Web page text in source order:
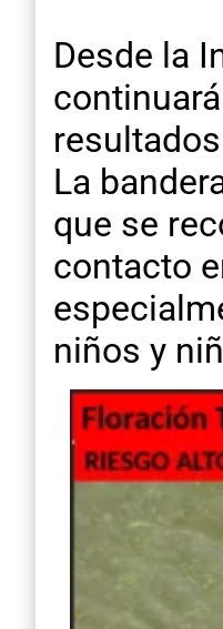
Desde la
La
que se
contacto
niños y